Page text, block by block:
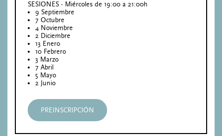
SESIONES - Miércoles de 19:00 a 21:00h
9 Septiembre
7 Octubre
4 Noviembre
2 Diciembre
13 Enero
10 Febrero
3 Marzo
7 Abril
5 Mayo
2 Junio
PREINSCRIPCIÓN